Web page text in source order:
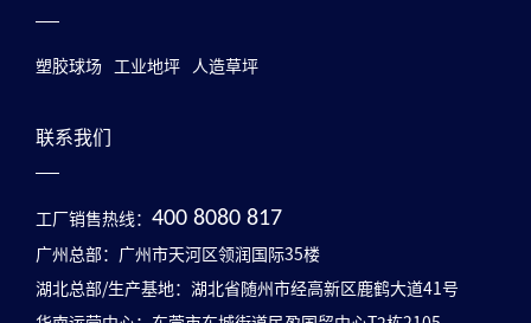
塑胶球场 工业地坪 人造草坪
联系我们
工厂销售热线： 400 8080 817
广州总部：广州市天河区领润国际35楼
湖北总部/生产基地：湖北省随州市经高新区鹿鹤大道41号